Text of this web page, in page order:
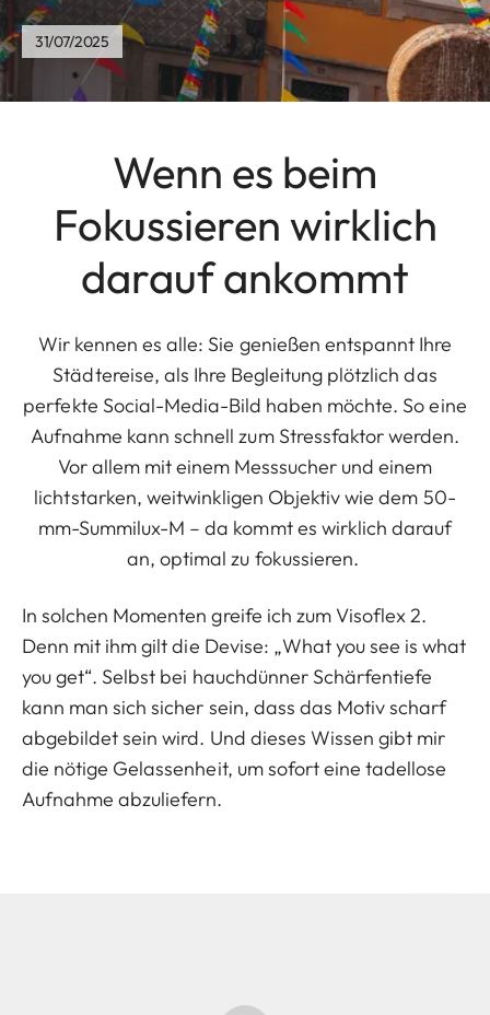
31/07/2025
Wenn es beim
Fokussieren wirklich
darauf ankommt
Wir kennen es alle: Sie genießen entspannt Ihre
Städtereise, als Ihre Begleitung plötzlich das
perfekte Social-Media-Bild haben möchte. So eine
Aufnahme kann schnell zum Stressfaktor werden.
Vor allem mit einem Messsucher und einem
lichtstarken, weitwinkligen Objektiv wie dem 50-
mm-Summilux-M – da kommt es wirklich darauf
an, optimal zu fokussieren.
In solchen Momenten greife ich zum Visoflex 2.
Denn mit ihm gilt die Devise: „What you see is what
you get“. Selbst bei hauchdünner Schärfentiefe
kann man sich sicher sein, dass das Motiv scharf
abgebildet sein wird. Und dieses Wissen gibt mir
die nötige Gelassenheit, um sofort eine tadellose
Aufnahme abzuliefern.